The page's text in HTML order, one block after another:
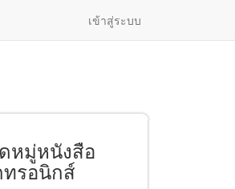
เข้าสู่ระบบ
หมู่หนังสือ
ทรอนิกส์